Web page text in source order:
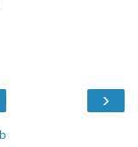
›